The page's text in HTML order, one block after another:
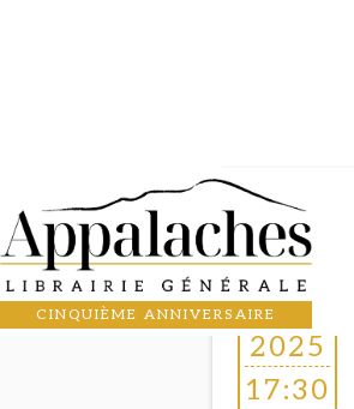
CINQUIÈME ANNIVERSAIRE
23
MAY
2025
17:30